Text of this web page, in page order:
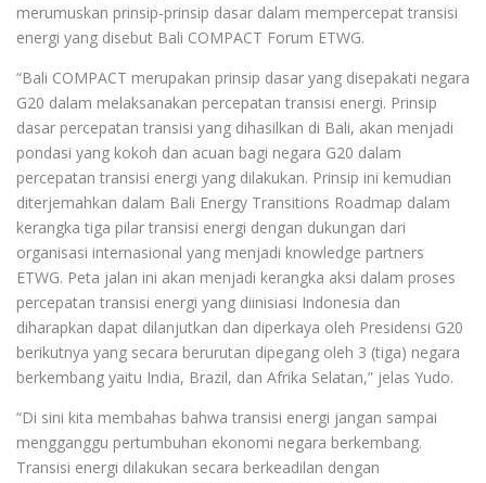
merumuskan prinsip-prinsip dasar dalam mempercepat transisi
energi yang disebut Bali COMPACT Forum ETWG.
“Bali COMPACT merupakan prinsip dasar yang disepakati negara
G20 dalam melaksanakan percepatan transisi energi. Prinsip
dasar percepatan transisi yang dihasilkan di Bali, akan menjadi
pondasi yang kokoh dan acuan bagi negara G20 dalam
percepatan transisi energi yang dilakukan. Prinsip ini kemudian
diterjemahkan dalam Bali Energy Transitions Roadmap dalam
kerangka tiga pilar transisi energi dengan dukungan dari
organisasi internasional yang menjadi knowledge partners
ETWG. Peta jalan ini akan menjadi kerangka aksi dalam proses
percepatan transisi energi yang diinisiasi Indonesia dan
diharapkan dapat dilanjutkan dan diperkaya oleh Presidensi G20
berikutnya yang secara berurutan dipegang oleh 3 (tiga) negara
berkembang yaitu India, Brazil, dan Afrika Selatan,” jelas Yudo.
“Di sini kita membahas bahwa transisi energi jangan sampai
mengganggu pertumbuhan ekonomi negara berkembang.
Transisi energi dilakukan secara berkeadilan dengan